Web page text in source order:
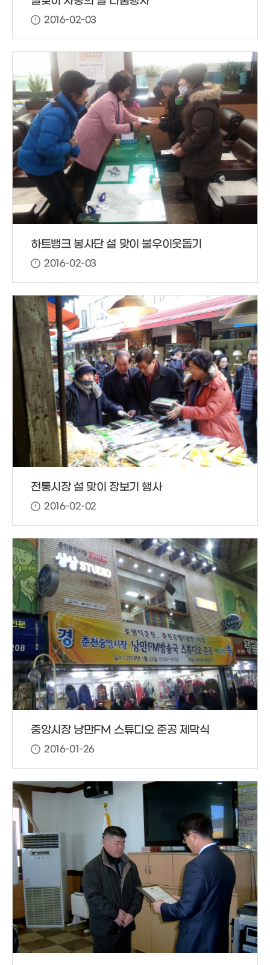
2016-02-03
하트뱅크 봉사단 설 맞이 불우이웃돕기
2016-02-03
전통시장 설 맞이 장보기 행사
2016-02-02
중앙시장 낭만FM 스튜디오 준공 제막식
2016-01-26